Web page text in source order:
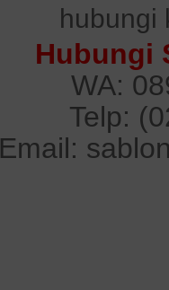
hubungi
Hubungi
WA:
Telp:
Email: